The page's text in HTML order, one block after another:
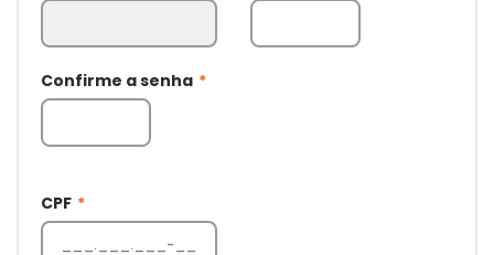
Confirme a senha *
CPF *